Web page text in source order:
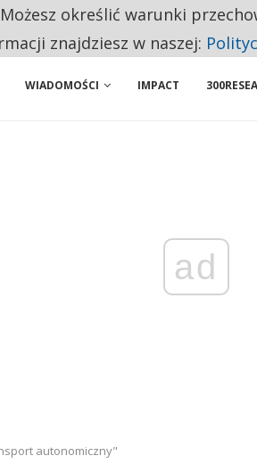
WŁASNĄ FIRMĘ. INNYM JUŻ TAK ŁATWO JEJ
WIADOMOŚCI IMPACT
ad
autonomiczny"
określić warunki
znajdziesz w naszej: